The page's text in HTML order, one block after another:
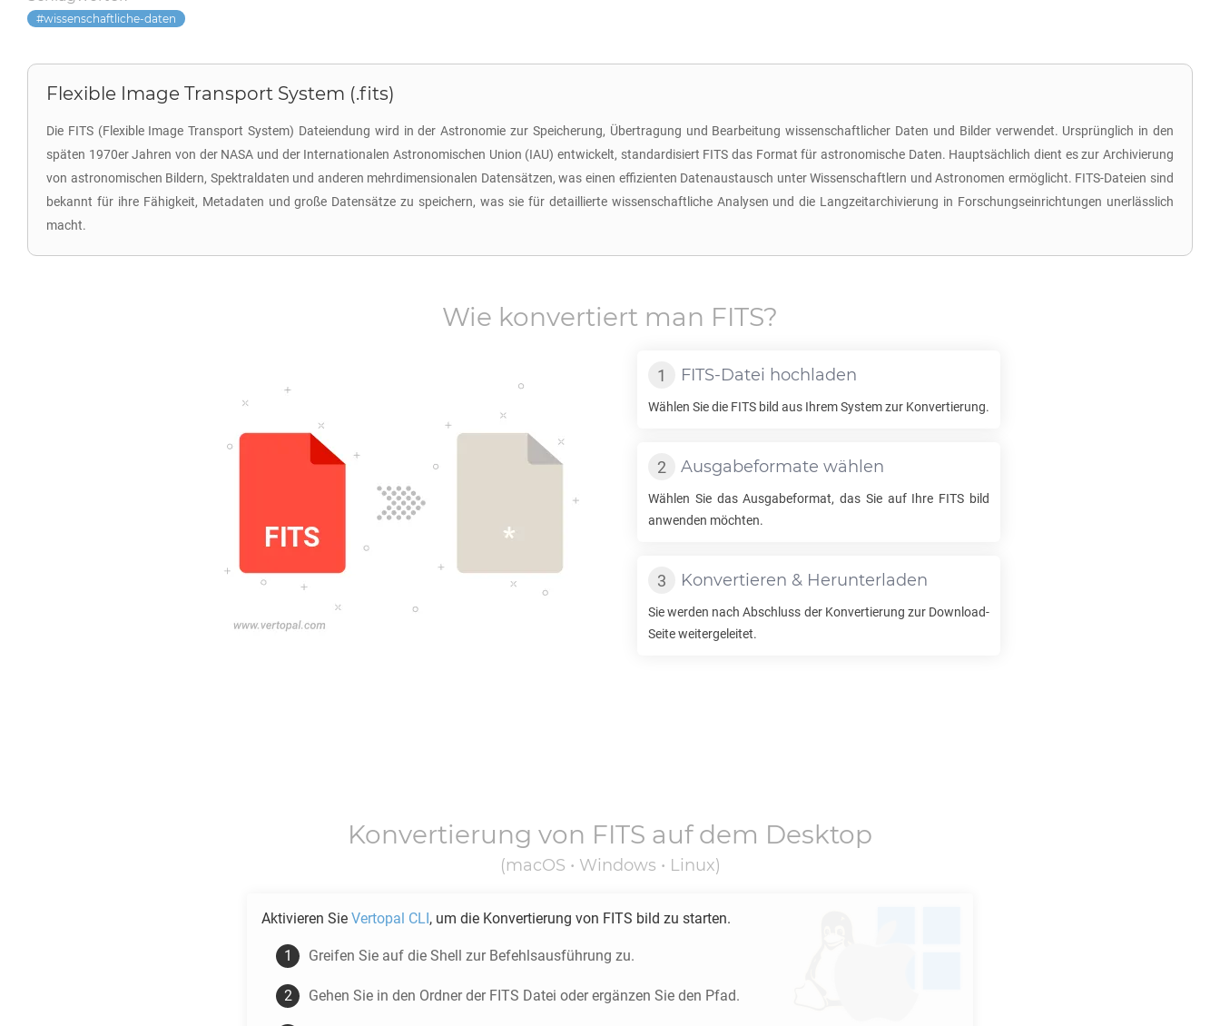
wissenschaftliche-daten
Flexible Image Transport System (.fits)
Die FITS (Flexible Image Transport System) Dateiendung wird in der Astronomie zur Speicherung, Übertragung und Bearbeitung wissenschaftlicher Daten und Bilder verwendet. Ursprünglich in den
späten 1970er Jahren von der NASA und der Internationalen Astronomischen Union (IAU) entwickelt, standardisiert FITS das Format für astronomische Daten. Hauptsächlich dient es zur Archivierung
von astronomischen Bildern, Spektraldaten und anderen mehrdimensionalen Datensätzen, was einen effizienten Datenaustausch unter Wissenschaftlern und Astronomen ermöglicht. FITS-Dateien sind
bekannt für ihre Fähigkeit, Metadaten und große Datensätze zu speichern, was sie für detaillierte wissenschaftliche Analysen und die Langzeitarchivierung in Forschungseinrichtungen unerlässlich
macht.
Wie konvertiert man FITS?
FITS-Datei hochladen
Wählen Sie die FITS bild aus Ihrem System zur Konvertierung.
Ausgabeformate wählen
Wählen Sie das Ausgabeformat, das Sie auf Ihre FITS bild
anwenden möchten.
Konvertieren & Herunterladen
Sie werden nach Abschluss der Konvertierung zur Download-
Seite weitergeleitet.
Konvertierung von FITS auf dem Desktop
(macOS • Windows • Linux)
Aktivieren Sie Vertopal CLI, um die Konvertierung von FITS bild zu starten.
Greifen Sie auf die Shell zur Befehlsausführung zu.
Gehen Sie in den Ordner der FITS Datei oder ergänzen Sie den Pfad.